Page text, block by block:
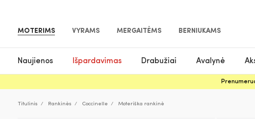
MOTERIMS VYRAMS MERGAITĖMS BERNIUKAMS
Naujienos Išpardavimas Drabužiai Avalynė
Titulinis Rankinės Coccinelle Moteriška rankinė